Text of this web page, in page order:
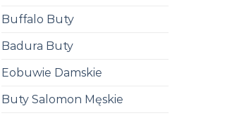
Buffalo Buty
Badura Buty
Eobuwie Damskie
Buty Salomon Męskie